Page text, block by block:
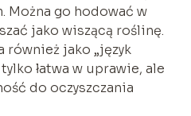
Można go hodować w
jako wiszącą roślinę.
również jako „język
łatwa w uprawie, ale
do oczyszczania